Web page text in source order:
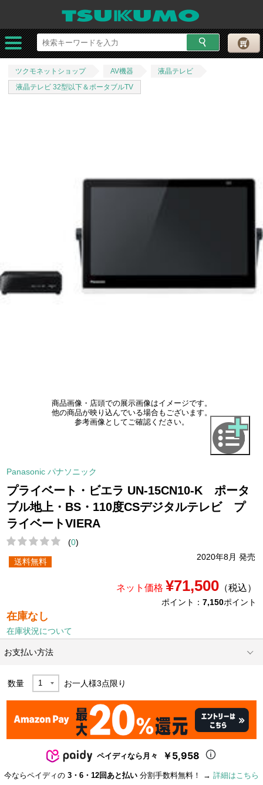
ツクモネットショップ AV機器
液晶テレビ
液晶テレビ 32型以下＆ポータブルTV
商品画像・店頭での展示画像はイメージです。
他の商品が映り込んでいる場合もございます。
参考画像としてご確認ください。
Panasonic パナソニック
プライベート・ビエラ UN-15CN10-K ポータ
ブル地上・BS・110度CSデジタルテレビ プ
ライベートVIERA
(0)
2020年8月 発売
送料無料
ネット価格 ¥71,500（税込）
ポイント： 7,150ポイント
在庫なし
在庫状況について
お支払い方法
数量 お一人様3点限り
ペイディなら月々 ￥5,958
今ならペイディの 3・6・12回あと払い 分割手数料無料！ → 詳細はこちら